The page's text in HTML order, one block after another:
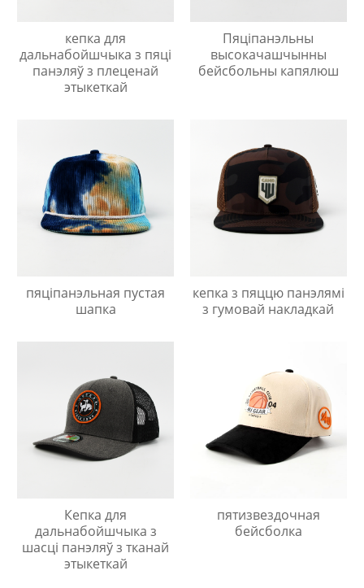
кепка для
дальнабойшчыка з пяці
панэляў з плеценай
этыкеткай
Пяціпанэльны
высокачашчынны
бейсбольны капялюш
пяціпанэльная пустая
шапка
кепка з пяццю панэлямі
з гумовай накладкай
Кепка для
дальнабойшчыка з
шасці панэляў з тканай
этыкеткай
пятизвездочная
бейсболка